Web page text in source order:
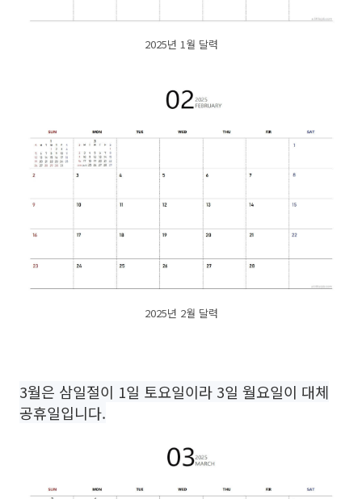
2025년 1월 달력
2025년 2월 달력
3월은 삼일절이 1일 토요일이라 3일 월요일이 대체
공휴일입니다.